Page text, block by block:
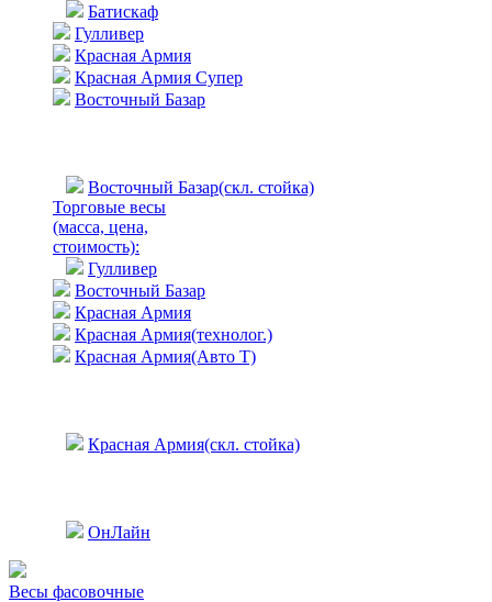
Батискаф
Гулливер
Красная Армия
Красная Армия Супер
Восточный Базар
Восточный Базар(скл. стойка)
Торговые весы
(масса, цена,
стоимость):
Гулливер
Восточный Базар
Красная Армия
Красная Армия(технолог.)
Красная Армия(Авто Т)
Красная Армия(скл. стойка)
ОнЛайн
Весы фасовочные